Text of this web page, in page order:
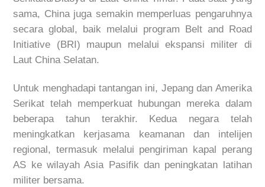
sama, China juga semakin memperluas pengaruhnya
secara global, baik melalui program Belt and Road
Initiative (BRI) maupun melalui ekspansi militer di
Laut China Selatan.
Untuk menghadapi tantangan ini, Jepang dan Amerika
Serikat telah memperkuat hubungan mereka dalam
beberapa tahun terakhir. Kedua negara telah
meningkatkan kerjasama keamanan dan intelijen
regional, termasuk melalui pengiriman kapal perang
AS ke wilayah Asia Pasifik dan peningkatan latihan
militer bersama.